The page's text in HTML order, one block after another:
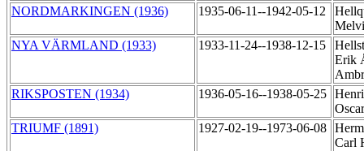
NORDMARKINGEN (1936)
1935-06-11--1942-05-12
NYA VÄRMLAND (1933)
1933-11-24--1938-12-15
Erik
RIKSPOSTEN (1934)
1936-05-16--1938-05-25
TRIUMF (1891)
1927-02-19--1973-06-08
Carl